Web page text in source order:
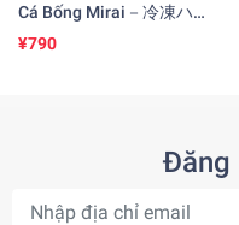
Cá Bống Mirai－冷凍ハ
ゼ
¥790
Đăng